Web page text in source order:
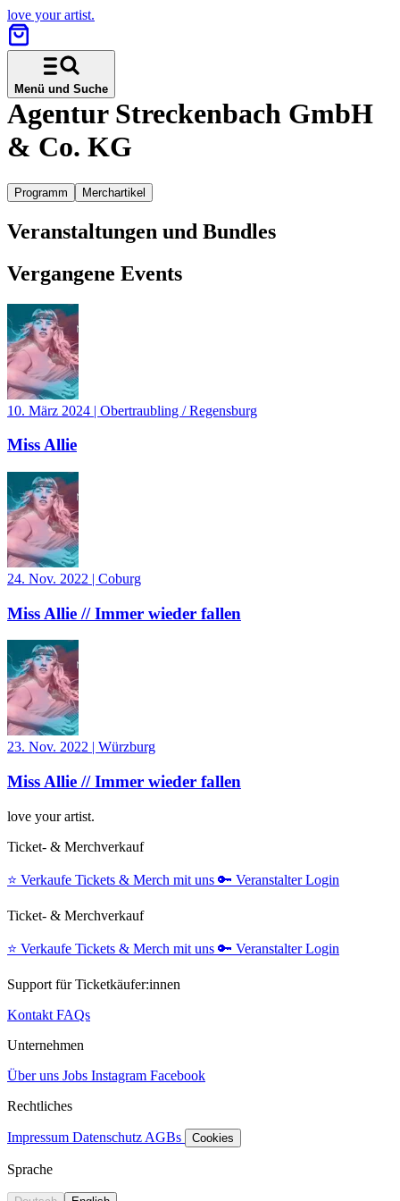
love your artist.
Menü und Suche
Agentur Streckenbach GmbH
& Co. KG
Programm Merchartikel
Veranstaltungen und Bundles
Vergangene Events
10. März 2024 | Obertraubling / Regensburg
Miss Allie
24. Nov. 2022 | Coburg
Miss Allie // Immer wieder fallen
23. Nov. 2022 Würzburg
Miss Allie // Immer wieder fallen
love your artist.
Ticket- & Merchverkauf
⭐️ Verkaufe Tickets & Merch mit uns 🔑 Veranstalter Login
Ticket- & Merchverkauf
⭐️ Verkaufe Tickets & Merch mit uns 🔑 Veranstalter Login
Support für Ticketkäufer:innen
Kontakt FAQs
Unternehmen
Über uns Jobs Instagram Facebook
Rechtliches
Impressum Datenschutz AGBs Cookies
Sprache